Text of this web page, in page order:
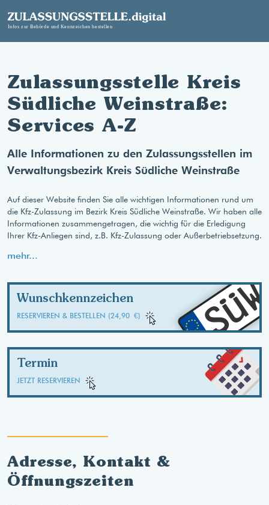
Zulassungsstelle Kreis
Südliche Weinstraße:
Services A-Z
Alle Informationen zu den Zulassungsstellen im
Verwaltungsbezirk Kreis Südliche Weinstraße
Auf dieser Website finden Sie alle wichtigen Informationen rund um
die Kfz-Zulassung im Bezirk Kreis Südliche Weinstraße. Wir haben alle
Informationen zusammengetragen, die wichtig für die Erledigung
Ihrer Kfz-Anliegen sind, z.B. Kfz-Zulassung oder Außerbetriebsetzung.
mehr...
Wunschkennzeichen
RESERVIEREN & BESTELLEN (24,90 €)
Termin
JETZT RESERVIEREN
Adresse, Kontakt &
Öffnungszeiten